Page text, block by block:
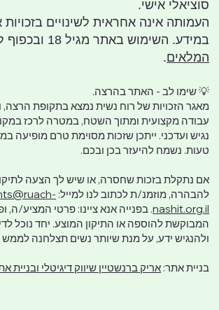
סוציאלי אישי.
העמותה אינה אחראית לשינויים בזכויות
במידע. השימוש באתר מגיל 18 ובכפוף ל
המלאים.
💡 שימו לב - האתר בהרצה.
מאגר הזכויות של רוח נשית נמצא בתקופת הרצה,
עבודה מקצועית ומתוך השטח, במטרה לרכז
נגיש ועדכני. ייתכן שזכות מסוימת טרם מופיעה
טעות. נשמח להיעזר בכן ובכם.
אם נתקלת בזכות שחסרה, או שיש לך הצעה
להבהרה, מוזמנ/ת לכתוב לנו למייל:
nashit.org.il. בפנייה אנא ציינו: פרטי המציע/ה,
המבוקשת להוספה או התיקון המוצע. יחד נוכל
ולהנגיש ידע, על מנת שיותר נשים תצלחנה
בניית אתר: אריק ברנשטיין שיווק דיגיטלי ובניית